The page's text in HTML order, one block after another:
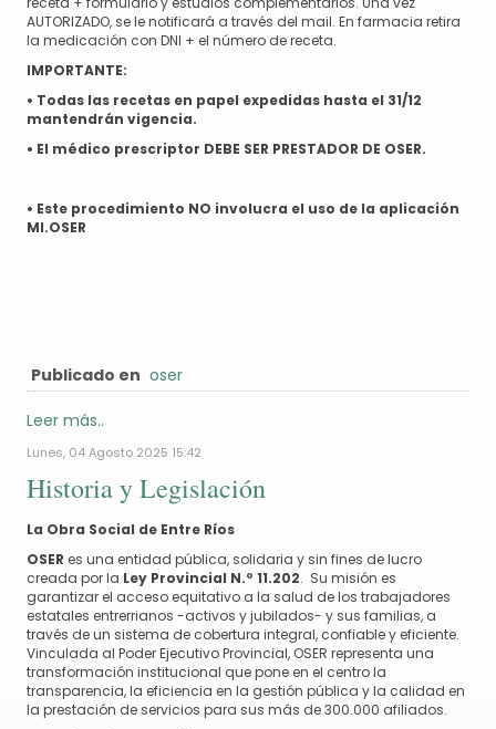
AUTORIZADO, se le notificará a través del mail. En farmacia retira
la medicación con DNI + el número de receta.
IMPORTANTE:
• Todas las recetas en papel expedidas hasta el 31/12
mantendrán vigencia.
• El médico prescriptor DEBE SER PRESTADOR DE OSER.
• Este procedimiento NO involucra el uso de la aplicación
MI.OSER
Publicado en oser
Leer más..
Lunes, 04 Agosto 2025 15:42
Historia y Legislación
La Obra Social de Entre Ríos
OSER es una entidad pública, solidaria y sin fines de lucro
creada por la Ley Provincial N.º 11.202. Su misión es
garantizar el acceso equitativo a la salud de los trabajadores
estatales entrerrianos -activos y jubilados- y sus familias, a
través de un sistema de cobertura integral, confiable y eficiente.
Vinculada al Poder Ejecutivo Provincial, OSER representa una
transformación institucional que pone en el centro la
transparencia, la eficiencia en la gestión pública y la calidad en
la prestación de servicios para sus más de 300.000 afiliados.